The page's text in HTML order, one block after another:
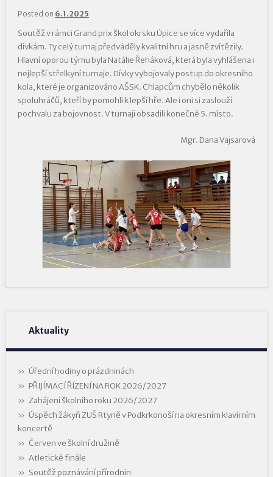
Posted on 6.1.2025
Soutěž v rámci Grand prix škol okrsku Úpice se více vydařila
dívkám. Ty celý turnaj předváděly kvalitní hru a jasně zvítězily.
Hlavní oporou týmu byla Natálie Řeháková, která byla vyhlášena i
nejlepší střelkyní turnaje. Dívky vybojovaly postup do okresního
kola, které je organizováno AŠSK. Chlapcům chybělo několik
spoluhráčů, kteří by pomohli k lepší hře. Ale i oni si zaslouží
pochvalu za bojovnost. V turnaji obsadili konečné 5. místo.
Mgr. Dana Vajsarová
Aktuality
Úřední hodiny o prázdninách
PŘIJÍMACÍ ŘÍZENÍ NA ROK 2026/2027
Zahájení školního roku 2026/2027
Úspěch žákyň ZUŠ Rtyně v Podkrkonoší na okresním klavírním
koncertě
Červen ve školní družině
Atletické finále
Soutěž poznávání přírodnin